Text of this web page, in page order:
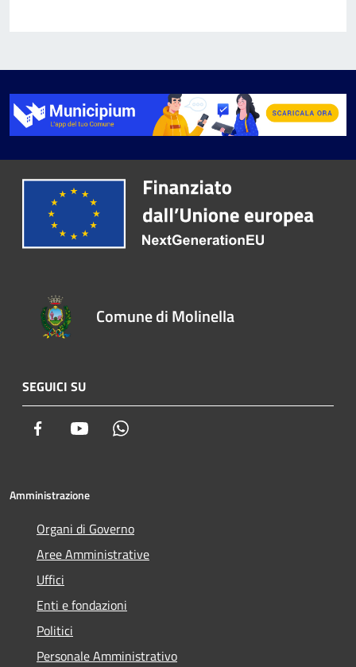
Comune di Molinella
SEGUICI SU
Facebook Youtube
Amministrazione
Organi di Governo
Aree Amministrative
Uffici
Enti e fondazioni
Politici
Personale Amministrativo